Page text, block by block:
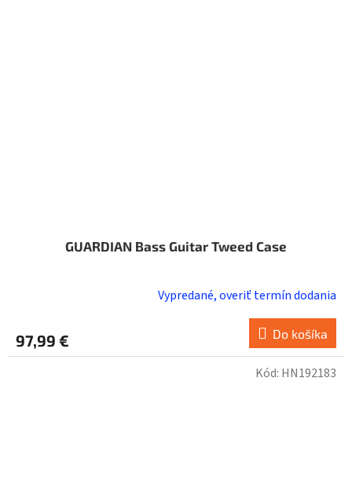
GUARDIAN Bass Guitar Tweed Case
Vypredané, overiť termín dodania
97,99 € Do košíka
Kód: HN192183